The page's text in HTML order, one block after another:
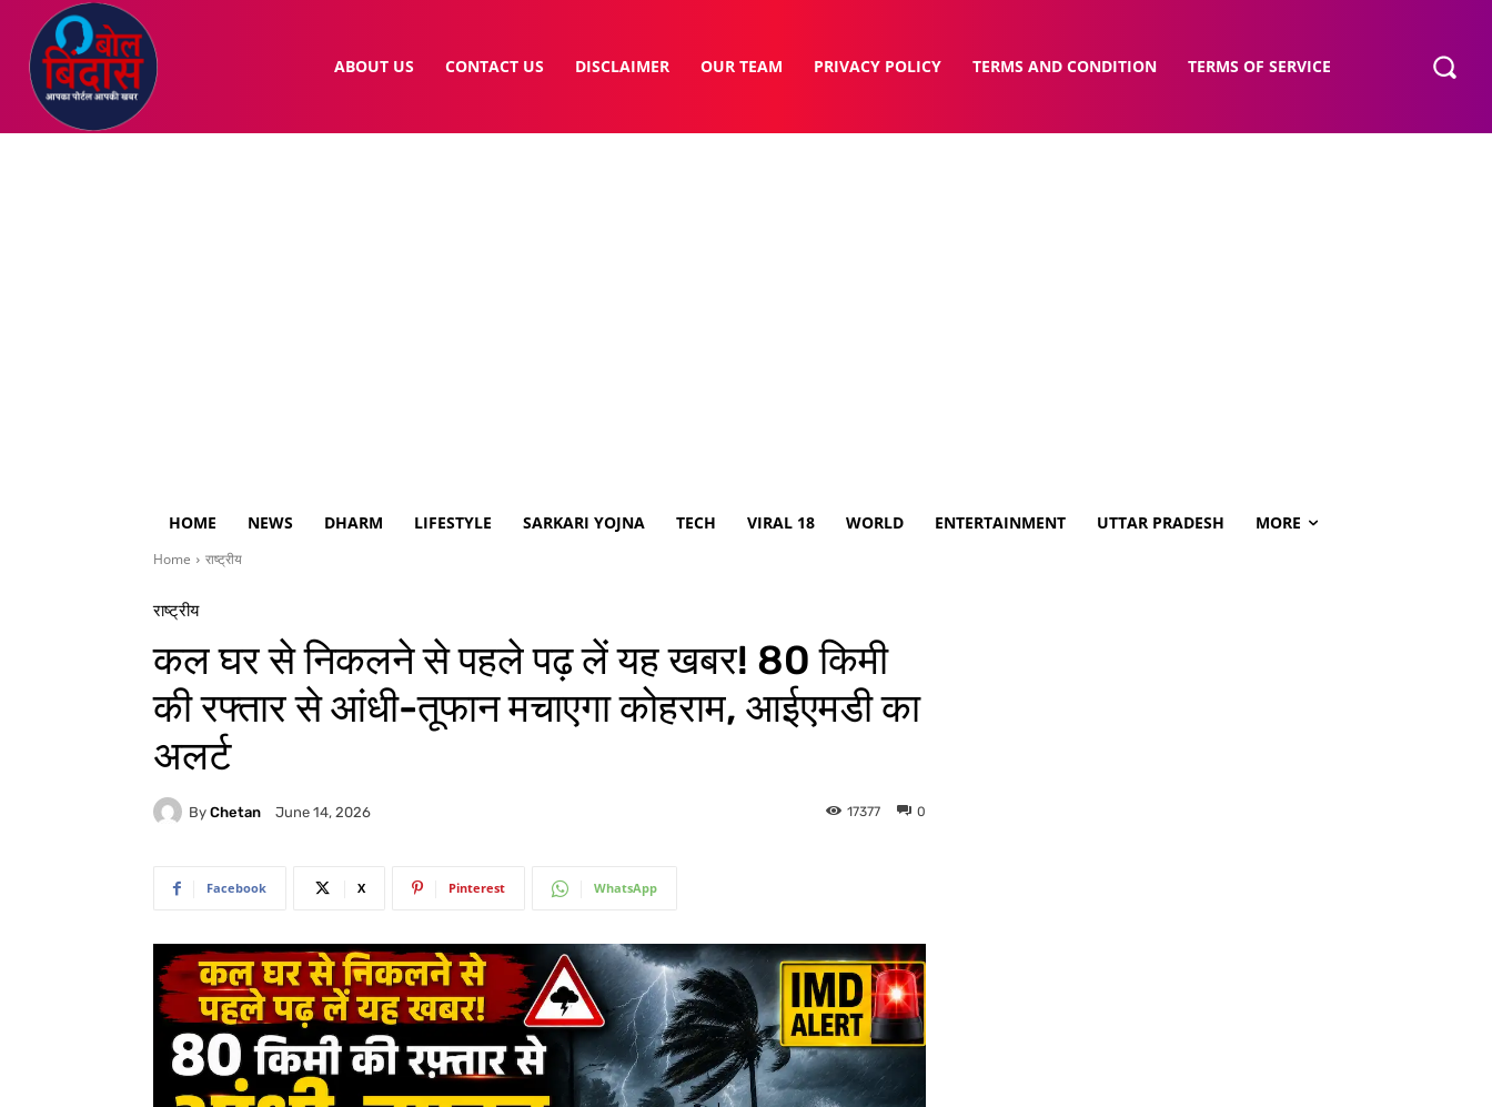
ABOUT US CONTACT US DISCLAIMER OUR TEAM PRIVACY POLICY TERMS AND CONDITION TERMS OF SERVICE
HOME NEWS DHARM LIFESTYLE SARKARI YOJNA TECH VIRAL 18 WORLD ENTERTAINMENT UTTAR PRADESH MORE
Home राष्ट्रीय
राष्ट्रीय
कल घर से निकलने से पहले पढ़ लें यह खबर! 80 किमी
की रफ्तार से आंधी-तूफान मचाएगा कोहराम, आईएमडी का
अलर्ट
By Chetan June 14, 2026 0
17377
Facebook X Pinterest WhatsApp